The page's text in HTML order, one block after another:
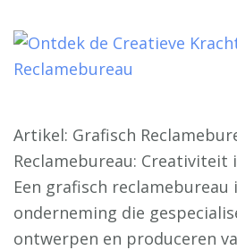
Artikel: Grafisch
Reclamebureau: Creativiteit
Een grafisch reclamebureau
onderneming die
ontwerpen en produceren